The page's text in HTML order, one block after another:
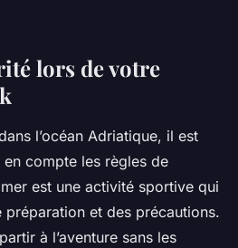
lors de votre
l’océan Adriatique, il est
compte les règles de
est une activité sportive qui
préparation et des précautions.
à l’aventure sans les